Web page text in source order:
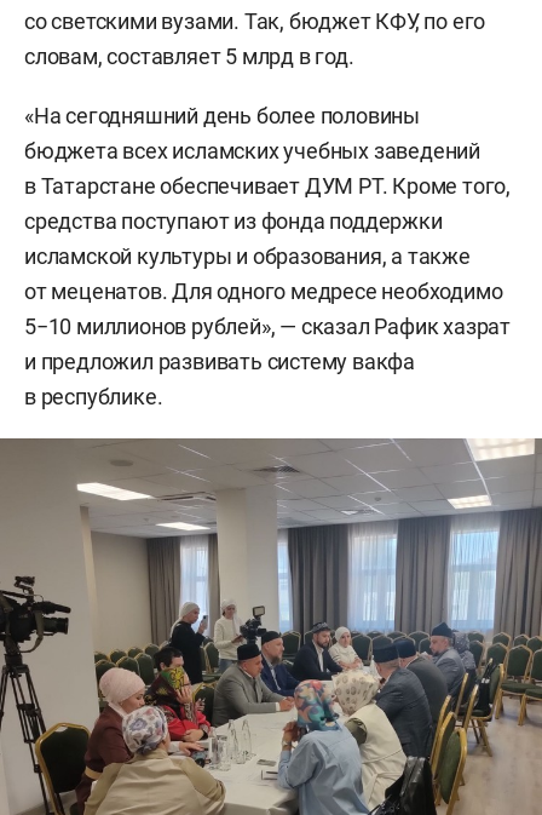
со светскими вузами. Так, бюджет КФУ, по его
словам, составляет 5 млрд в год.
«На сегодняшний день более половины
бюджета всех исламских учебных заведений
в Татарстане обеспечивает ДУМ РТ. Кроме того,
средства поступают из фонда поддержки
исламской культуры и образования, а также
от меценатов. Для одного медресе необходимо
5−10 миллионов рублей», — сказал Рафик хазрат
и предложил развивать систему вакфа
в республике.